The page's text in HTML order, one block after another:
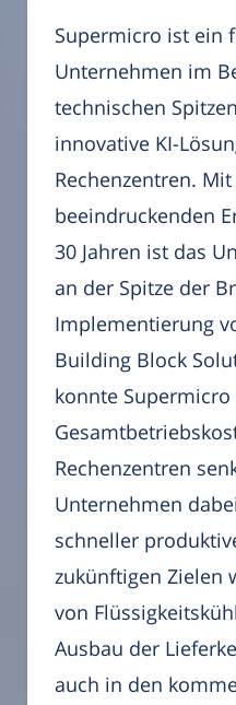
Supermicro ist ein
Unternehmen im
technischen
innovative KI-
Rechenzentren.
beeindruckenden
30 Jahren ist das
an der Spitze der
Implementierung
Building Block
konnte Supermicro
Rechenzentren
Unternehmen
schneller
zukünftigen Zielen
von
Ausbau der
auch in den